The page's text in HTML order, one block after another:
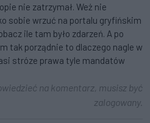
nie zatrzymał. Weż nie
sobie wrzuć na portalu gryfińskim
ile tam było zdarzeń. A po
tak porządnie to dlaczego nagle w
stróze prawa tyle mandatów
na komentarz, musisz być
zalogowany.